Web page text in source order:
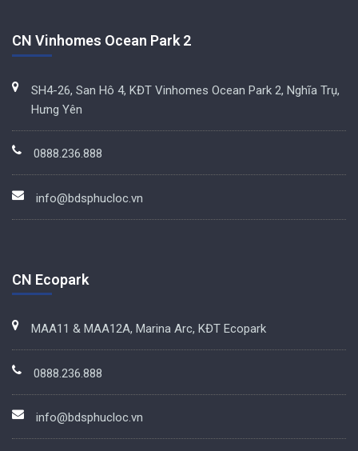
CN Vinhomes Ocean Park 2
SH4-26, San Hô 4, KĐT Vinhomes Ocean Park 2, Nghĩa Trụ,
Hưng Yên
0888.236.888
info@bdsphucloc.vn
CN Ecopark
MAA11 & MAA12A, Marina Arc, KĐT Ecopark
0888.236.888
info@bdsphucloc.vn